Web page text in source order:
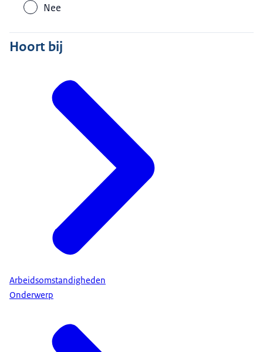
Nee
Hoort bij
Arbeidsomstandigheden
Onderwerp